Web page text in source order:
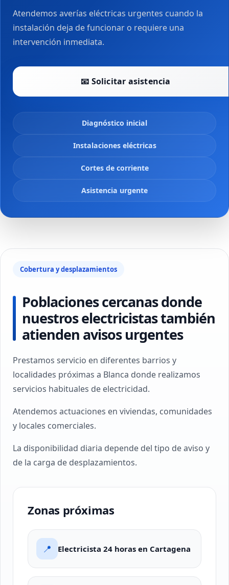
Atendemos averías eléctricas urgentes cuando la
instalación deja de funcionar o requiere una
intervención inmediata.
📧 Solicitar asistencia
Diagnóstico inicial
Instalaciones eléctricas
Cortes de corriente
Asistencia urgente
Cobertura y desplazamientos
Poblaciones cercanas donde
nuestros electricistas también
atienden avisos urgentes
Prestamos servicio en diferentes barrios y
localidades próximas a Blanca donde realizamos
servicios habituales de electricidad.
Atendemos actuaciones en viviendas, comunidades
y locales comerciales.
La disponibilidad diaria depende del tipo de aviso y
de la carga de desplazamientos.
Zonas próximas
📍 Electricista 24 horas en Cartagena